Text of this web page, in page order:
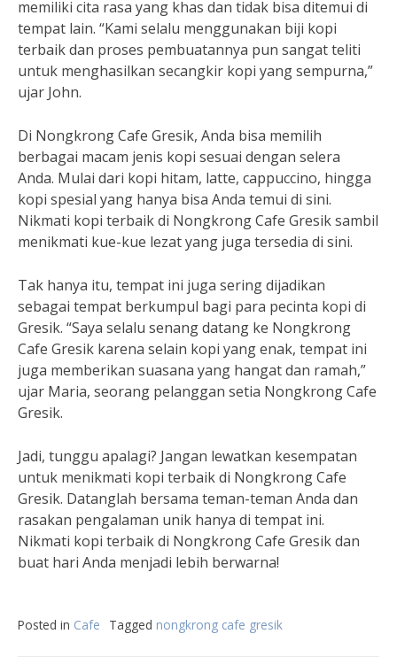
memiliki cita rasa yang khas dan tidak bisa ditemui di
tempat lain. “Kami selalu menggunakan biji kopi
terbaik dan proses pembuatannya pun sangat teliti
untuk menghasilkan secangkir kopi yang sempurna,”
ujar John.
Di Nongkrong Cafe Gresik, Anda bisa memilih
berbagai macam jenis kopi sesuai dengan selera
Anda. Mulai dari kopi hitam, latte, cappuccino, hingga
kopi spesial yang hanya bisa Anda temui di sini.
Nikmati kopi terbaik di Nongkrong Cafe Gresik sambil
menikmati kue-kue lezat yang juga tersedia di sini.
Tak hanya itu, tempat ini juga sering dijadikan
sebagai tempat berkumpul bagi para pecinta kopi di
Gresik. “Saya selalu senang datang ke Nongkrong
Cafe Gresik karena selain kopi yang enak, tempat ini
juga memberikan suasana yang hangat dan ramah,”
ujar Maria, seorang pelanggan setia Nongkrong Cafe
Gresik.
Jadi, tunggu apalagi? Jangan lewatkan kesempatan
untuk menikmati kopi terbaik di Nongkrong Cafe
Gresik. Datanglah bersama teman-teman Anda dan
rasakan pengalaman unik hanya di tempat ini.
Nikmati kopi terbaik di Nongkrong Cafe Gresik dan
buat hari Anda menjadi lebih berwarna!
Posted in Cafe Tagged nongkrong cafe gresik